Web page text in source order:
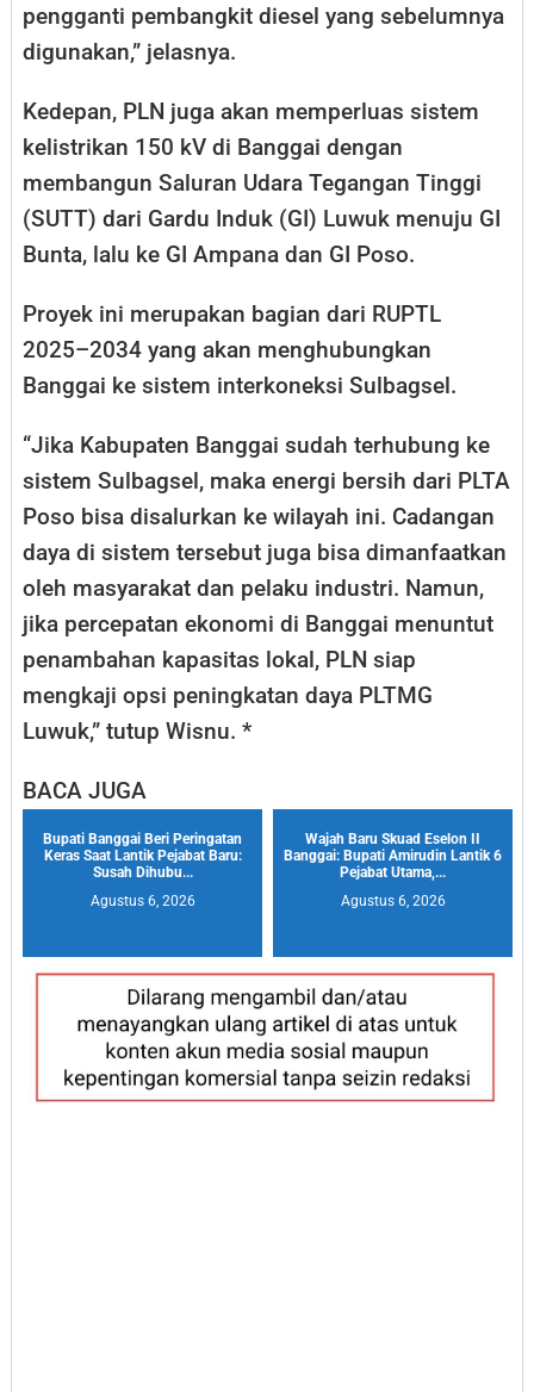
pengganti pembangkit diesel yang sebelumnya
digunakan,” jelasnya.
Kedepan, PLN juga akan memperluas sistem
kelistrikan 150 kV di Banggai dengan
membangun Saluran Udara Tegangan Tinggi
(SUTT) dari Gardu Induk (GI) Luwuk menuju GI
Bunta, lalu ke GI Ampana dan GI Poso.
Proyek ini merupakan bagian dari RUPTL
2025–2034 yang akan menghubungkan
Banggai ke sistem interkoneksi Sulbagsel.
“Jika Kabupaten Banggai sudah terhubung ke
sistem Sulbagsel, maka energi bersih dari PLTA
Poso bisa disalurkan ke wilayah ini. Cadangan
daya di sistem tersebut juga bisa dimanfaatkan
oleh masyarakat dan pelaku industri. Namun,
jika percepatan ekonomi di Banggai menuntut
penambahan kapasitas lokal, PLN siap
mengkaji opsi peningkatan daya PLTMG
Luwuk,” tutup Wisnu. *
BACA JUGA
Bupati Banggai Beri Peringatan
Keras Saat Lantik Pejabat Baru:
Susah Dihubu...
Agustus 6, 2026
Wajah Baru Skuad Eselon II
Banggai: Bupati Amirudin Lantik 6
Pejabat Utama,...
Agustus 6, 2026